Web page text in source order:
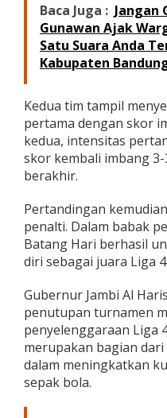
i
,
P
e
r
b
r
i
W
l
i
J
m
i
k
e
T
i
n
Baca Juga : Jangan
Gunawan Ajak
Satu Suara Anda
Kabupaten
Kedua tim tampil
pertama dengan skor
kedua, intensitas
skor kembali imbang
berakhir.
Pertandingan
penalti. Dalam babak
Batang Hari berhasil
diri sebagai juara Liga
Gubernur Jambi Al
penutupan turnamen
penyelenggaraan Liga
merupakan bagian
dalam meningkatkan
sepak bola.